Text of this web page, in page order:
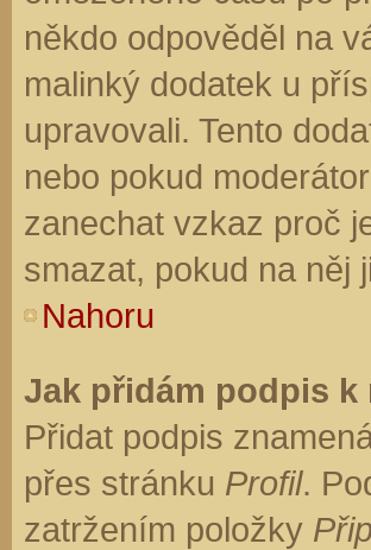
někdo odpověděl na
malinký dodatek u
upravovali. Tento
nebo pokud
zanechat vzkaz proč
smazat, pokud na něj
Nahoru
Jak přidám podpis
Přidat podpis
přes stránku Profil.
zatržením položky